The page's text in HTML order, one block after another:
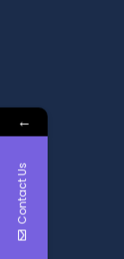
←
Contact Us